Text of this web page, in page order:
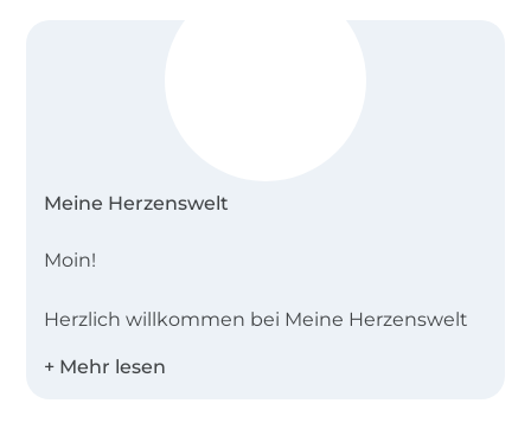
Meine Herzenswelt
Moin!
Herzlich willkommen bei Meine Herzenswelt
unserer Gründung im Jahr 2011 sind wir zu